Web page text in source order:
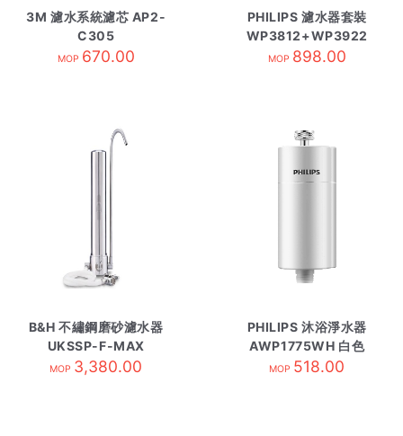
3M 濾水系統濾芯 AP2-
C305
MOP 670.00
PHILIPS 濾水器套裝
WP3812+WP3922
MOP 898.00
B&H 不繡鋼磨砂濾水器
UKSSP-F-MAX
MOP 3,380.00
PHILIPS 沐浴淨水器
AWP1775WH 白色
MOP 518.00